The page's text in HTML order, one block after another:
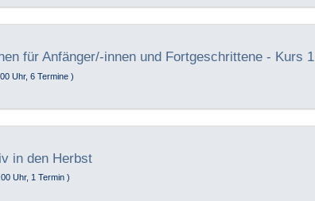
für Anfänger/-innen und Fortgeschrittene - Kurs 1
Uhr, 6 Termine )
in den Herbst
Uhr, 1 Termin )